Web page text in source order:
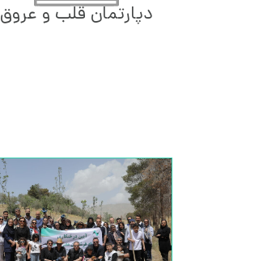
دپارتمان قلب و عروق